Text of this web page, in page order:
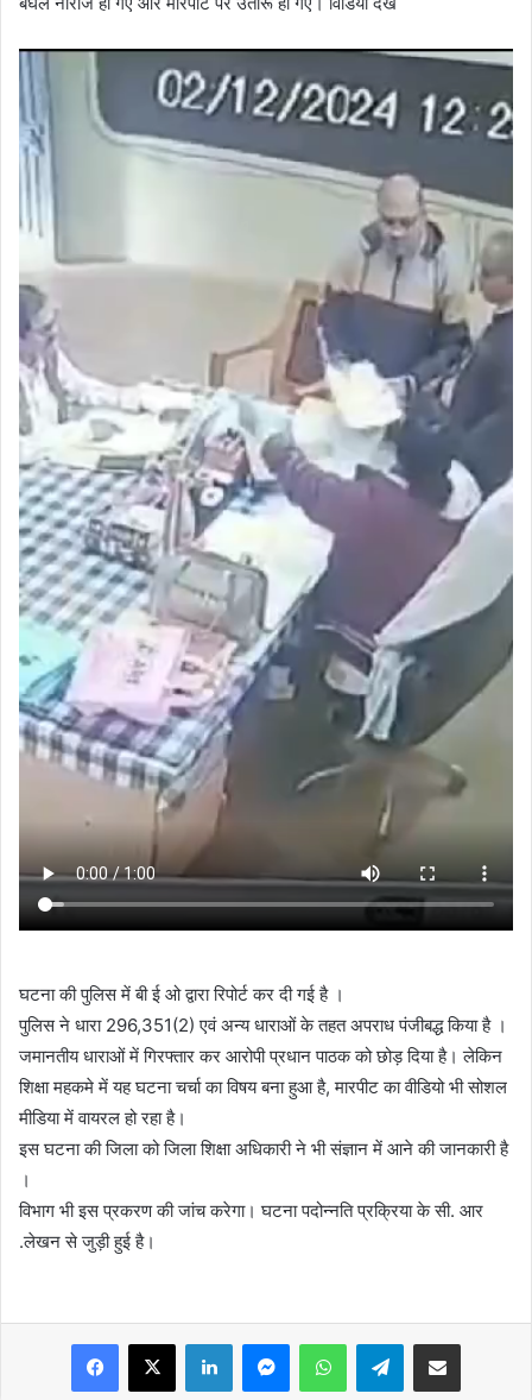
घटना की पुलिस में बी ई ओ द्वारा रिपोर्ट कर दी गई है ।
पुलिस ने धारा 296,351(2) एवं अन्य धाराओं के तहत अपराध पंजीबद्ध किया है ।
जमानतीय धाराओं में गिरफ्तार कर आरोपी प्रधान पाठक को छोड़ दिया है। लेकिन
शिक्षा महकमे में यह घटना चर्चा का विषय बना हुआ है, मारपीट का वीडियो भी सोशल
मीडिया में वायरल हो रहा है।
इस घटना की जिला को जिला शिक्षा अधिकारी ने भी संज्ञान में आने की जानकारी है
।
विभाग भी इस प्रकरण की जांच करेगा। घटना पदोन्नति प्रक्रिया के सी. आर
.लेखन से जुड़ी हुई है।
Facebook
X LinkedInMessengerWhatsAppTelegramShare via Email